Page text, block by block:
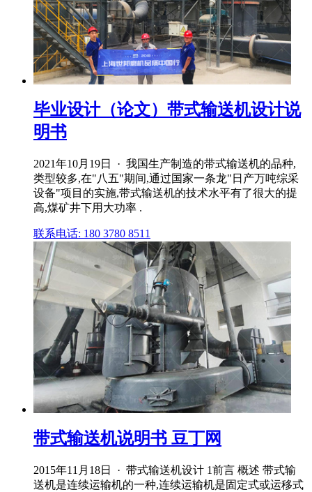
毕业设计（论文）带式输送机设计说
明书
2021年10月19日 · 我国生产制造的带式输送机的品种,
类型较多,在"八五"期间,通过国家一条龙"日产万吨综采
设备"项目的实施,带式输送机的技术水平有了很大的提
高,煤矿井下用大功率 .
联系电话: 180 3780 8511
带式输送机说明书 豆丁网
2015年11月18日 · 带式输送机设计 1前言 概述 带式输
送机是连续运输机的一种,连续运输机是固定式或运移式